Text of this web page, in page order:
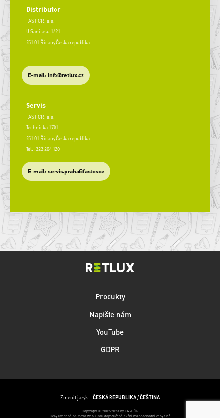
Distributor
FAST ČR, a.s.
U Sanitasu 1621
251 01 Říčany Česká republika
E-mail: info@retlux.cz
Servis
FAST ČR, a.s.
Technická 1701
251 01 Říčany Česká republika
Tel.: 323 204 120
​E-mail: servis.praha@fastcr.cz
Produkty
Napište nám
YouTube
GDPR
Změnit jazyk ČESKÁ REPUBLIKA / ČEŠTINA
Copyright © 2002-2023 by FAST ČR
Ceny uvedené na tomto webu jsou doporučené akční maloobchodní ceny v Kč